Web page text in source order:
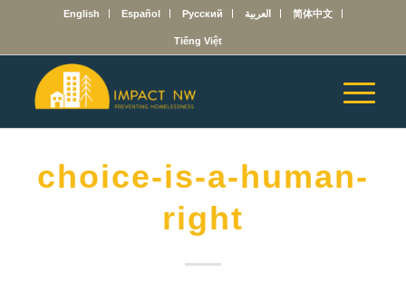
English Español Русский العربية 简体中文
Tiếng Việt
choice-is-a-human-
right